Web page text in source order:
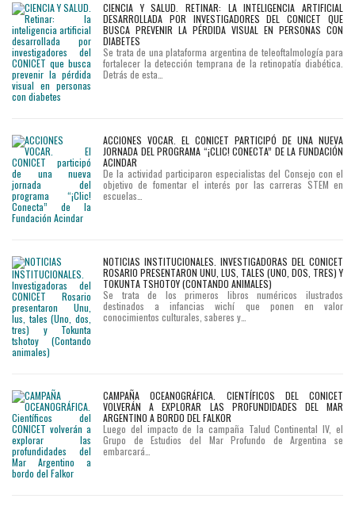
CIENCIA Y SALUD. RETINAR: LA INTELIGENCIA ARTIFICIAL
DESARROLLADA POR INVESTIGADORES DEL CONICET QUE
BUSCA PREVENIR LA PÉRDIDA VISUAL EN PERSONAS CON
DIABETES
Se trata de una plataforma argentina de teleoftalmología para
fortalecer la detección temprana de la retinopatía diabética.
Detrás de esta…
ACCIONES VOCAR. EL CONICET PARTICIPÓ DE UNA NUEVA
JORNADA DEL PROGRAMA “¡CLIC! CONECTA” DE LA FUNDACIÓN
ACINDAR
De la actividad participaron especialistas del Consejo con el
objetivo de fomentar el interés por las carreras STEM en
escuelas…
NOTICIAS INSTITUCIONALES. INVESTIGADORAS DEL CONICET
ROSARIO PRESENTARON UNU, LUS, TALES (UNO, DOS, TRES) Y
TOKUNTA TSHOTOY (CONTANDO ANIMALES)
Se trata de los primeros libros numéricos ilustrados
destinados a infancias wichí que ponen en valor
conocimientos culturales, saberes y…
CAMPAÑA OCEANOGRÁFICA. CIENTÍFICOS DEL CONICET
VOLVERÁN A EXPLORAR LAS PROFUNDIDADES DEL MAR
ARGENTINO A BORDO DEL FALKOR
Luego del impacto de la campaña Talud Continental IV, el
Grupo de Estudios del Mar Profundo de Argentina se
embarcará…